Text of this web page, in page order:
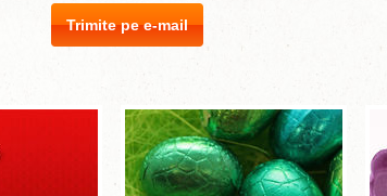
Trimite pe e-mail